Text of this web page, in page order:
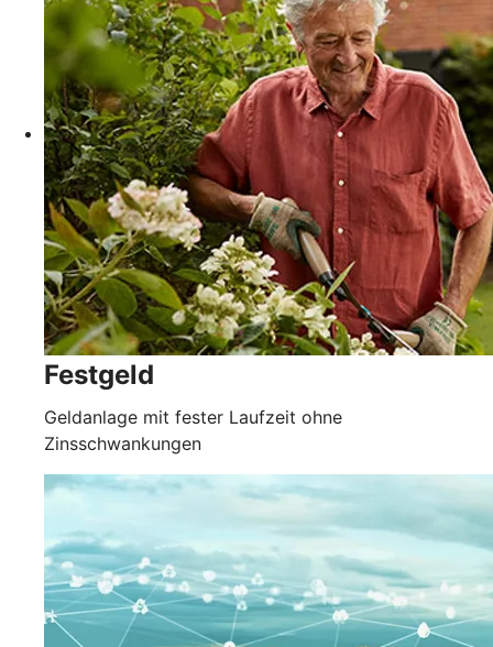
Festgeld
Geldanlage mit fester Laufzeit ohne
Zinsschwankungen